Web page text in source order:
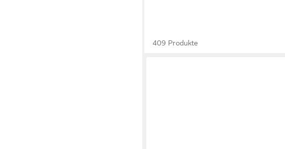
409 Produkte